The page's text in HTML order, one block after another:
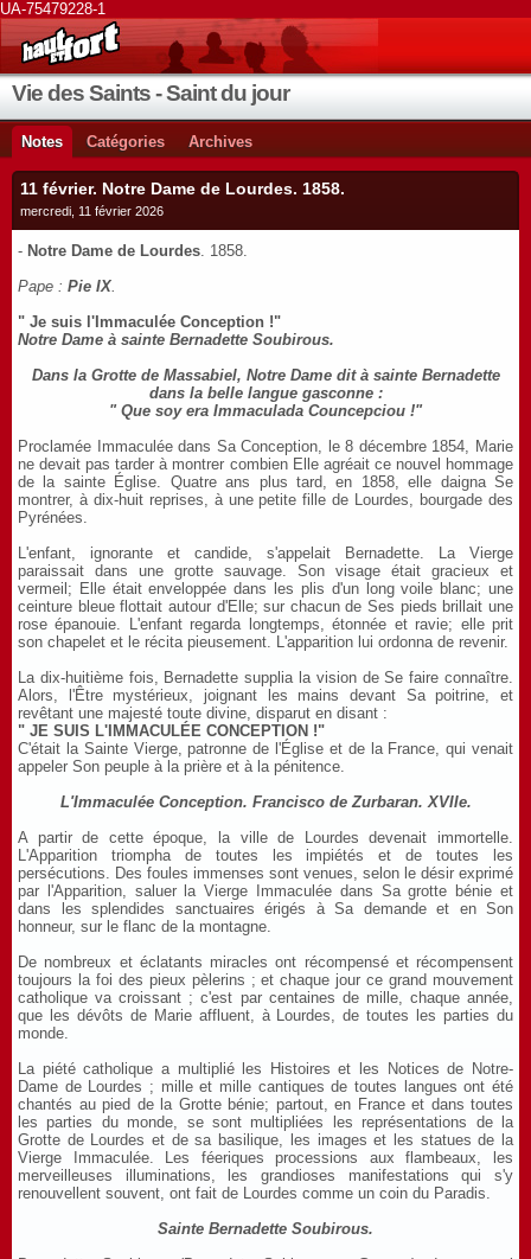
UA-75479228-1
Vie des Saints - Saint du jour
Notes Catégories Archives
11 février. Notre Dame de Lourdes. 1858.
mercredi, 11 février 2026
- Notre Dame de Lourdes. 1858.
Pape : Pie IX.
" Je suis l'Immaculée Conception !"
Notre Dame à sainte Bernadette Soubirous.
Dans la Grotte de Massabiel, Notre Dame dit à sainte Bernadette
dans la belle langue gasconne :
" Que soy era Immaculada Councepciou !"
Proclamée Immaculée dans Sa Conception, le 8 décembre 1854, Marie
ne devait pas tarder à montrer combien Elle agréait ce nouvel hommage
de la sainte Église. Quatre ans plus tard, en 1858, elle daigna Se
montrer, à dix-huit reprises, à une petite fille de Lourdes, bourgade des
Pyrénées.
L'enfant, ignorante et candide, s'appelait Bernadette. La Vierge
paraissait dans une grotte sauvage. Son visage était gracieux et
vermeil; Elle était enveloppée dans les plis d'un long voile blanc; une
ceinture bleue flottait autour d'Elle; sur chacun de Ses pieds brillait une
rose épanouie. L'enfant regarda longtemps, étonnée et ravie; elle prit
son chapelet et le récita pieusement. L'apparition lui ordonna de revenir.
La dix-huitième fois, Bernadette supplia la vision de Se faire connaître.
Alors, l'Être mystérieux, joignant les mains devant Sa poitrine, et
revêtant une majesté toute divine, disparut en disant :
" JE SUIS L'IMMACULÉE CONCEPTION !"
C'était la Sainte Vierge, patronne de l'Église et de la France, qui venait
appeler Son peuple à la prière et à la pénitence.
L'Immaculée Conception. Francisco de Zurbaran. XVIIe.
A partir de cette époque, la ville de Lourdes devenait immortelle.
L'Apparition triompha de toutes les impiétés et de toutes les
persécutions. Des foules immenses sont venues, selon le désir exprimé
par l'Apparition, saluer la Vierge Immaculée dans Sa grotte bénie et
dans les splendides sanctuaires érigés à Sa demande et en Son
honneur, sur le flanc de la montagne.
De nombreux et éclatants miracles ont récompensé et récompensent
toujours la foi des pieux pèlerins ; et chaque jour ce grand mouvement
catholique va croissant ; c'est par centaines de mille, chaque année,
que les dévôts de Marie affluent, à Lourdes, de toutes les parties du
monde.
La piété catholique a multiplié les Histoires et les Notices de Notre-
Dame de Lourdes ; mille et mille cantiques de toutes langues ont été
chantés au pied de la Grotte bénie; partout, en France et dans toutes
les parties du monde, se sont multipliées les représentations de la
Grotte de Lourdes et de sa basilique, les images et les statues de la
Vierge Immaculée. Les féeriques processions aux flambeaux, les
merveilleuses illuminations, les grandioses manifestations qui s'y
renouvellent souvent, ont fait de Lourdes comme un coin du Paradis.
Sainte Bernadette Soubirous.